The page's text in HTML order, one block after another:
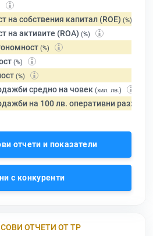
на собствения капитал (ROE) (%)
на активите (ROA) (%)
(%)
(%)
(%)
средно на човек (хил. лв.)
на 100 лв. оперативни разходи
отчети и показатели
с конкуренти
ОТЧЕТИ ОТ ТР